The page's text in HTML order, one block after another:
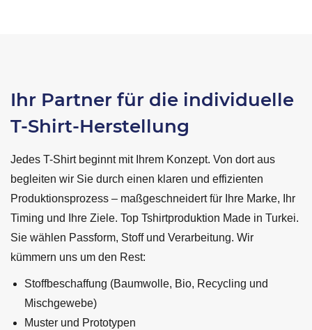
Ihr Partner für die individuelle
T-Shirt-Herstellung
Jedes T-Shirt beginnt mit Ihrem Konzept. Von dort aus
begleiten wir Sie durch einen klaren und effizienten
Produktionsprozess – maßgeschneidert für Ihre Marke, Ihr
Timing und Ihre Ziele. Top Tshirtproduktion Made in Turkei.
Sie wählen Passform, Stoff und Verarbeitung. Wir
kümmern uns um den Rest:
Stoffbeschaffung (Baumwolle, Bio, Recycling und
Mischgewebe)
Muster und Prototypen